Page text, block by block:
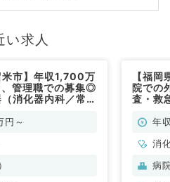
い求人
米市】年収1,700万
管理職での募集◎
消化器内科／常
円～
【福
院での
査・救
験を年
消
病